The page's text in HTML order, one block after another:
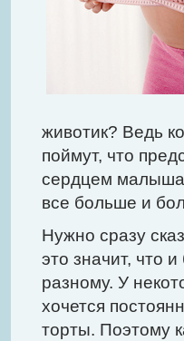
речь, нужно углубиться
животик? Ведь
поймут, что
сердцем
все больше и
Нужно сразу
это значит, что
разному. У
хочется
торты. Поэтому